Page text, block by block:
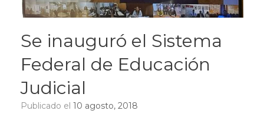
Se inauguró el Sistema
Federal de Educación
Judicial
Publicado el 10 agosto, 2018